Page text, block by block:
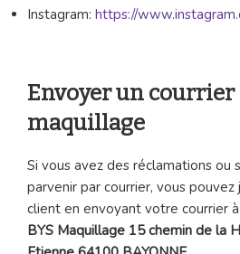
Instagram: https://
Envoyer un courrier
maquillage
Si vous avez des réclamations ou
parvenir par courrier, vous
client en envoyant votre courrier à
BYS Maquillage 15 chemin de la